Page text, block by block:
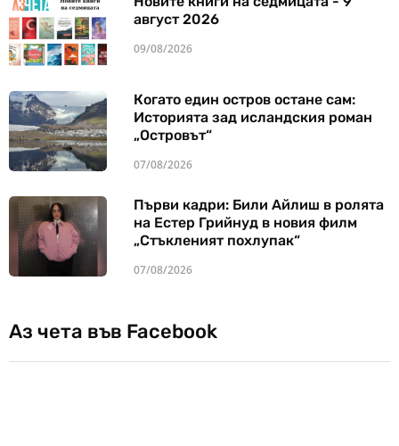
август 2026
09/08/2026
Когато един остров остане сам:
Историята зад исландския роман
„Островът“
07/08/2026
Първи кадри: Били Айлиш в ролята
на Естер Грийнуд в новия филм
„Стъкленият похлупак“
07/08/2026
Аз чета във Facebook